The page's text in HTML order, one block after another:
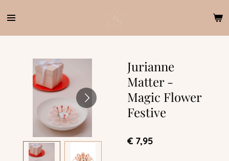
direct
Jurianne
Matter -
Magic Flower
Festive
€ 7,95